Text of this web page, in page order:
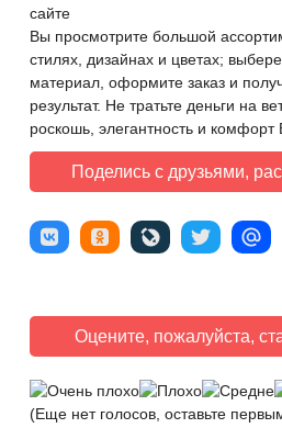
сайте
Вы просмотрите большой
стилях, дизайнах и цветах;
материал, оформите заказ и
результат. Не тратьте деньги на
роскошь, элегантность и комфорт
Поделись с друзьями,
Оцените, пожалуйста,
(Еще нет голосов, оставьте